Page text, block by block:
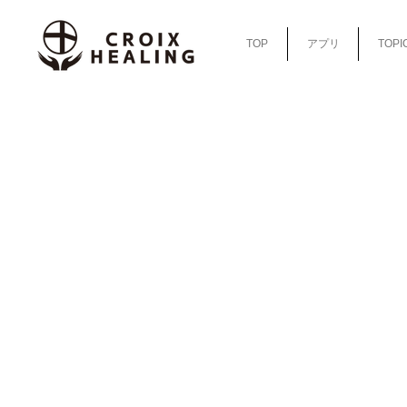
TOP アプリ